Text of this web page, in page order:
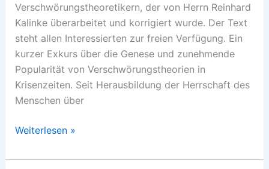
Verschwörungstheoretikern, der von Herrn Reinhard
Kalinke überarbeitet und korrigiert wurde. Der Text
steht allen Interessierten zur freien Verfügung. Ein
kurzer Exkurs über die Genese und zunehmende
Popularität von Verschwörungstheorien in
Krisenzeiten. Seit Herausbildung der Herrschaft des
Menschen über
Die
als
Weiterlesen »